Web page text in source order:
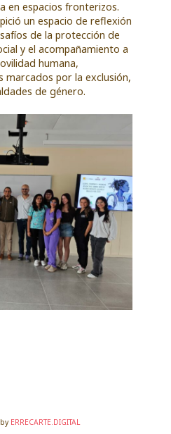
en espacios fronterizos.
un espacio de reflexión
de la protección de
y el acompañamiento a
humana,
marcados por la exclusión,
de género.
ERRECARTE.DIGITAL